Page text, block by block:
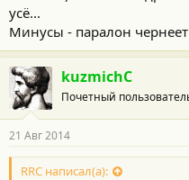
усё...
Минусы - паралон
kuzmichC
Почетный
21 Авг 2014
RRC написал(а):